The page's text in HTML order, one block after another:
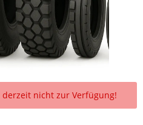
nicht zur Verfügung!